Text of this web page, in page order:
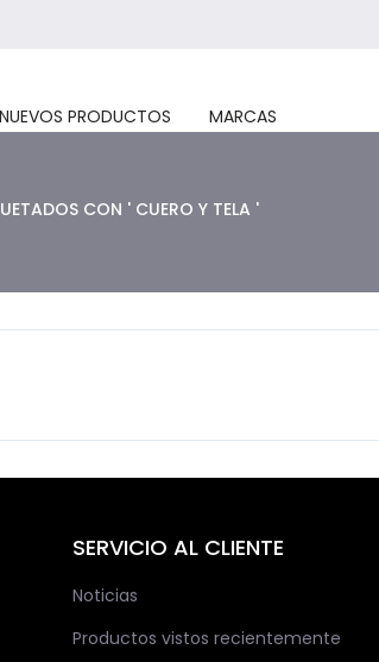
NUEVOS PRODUCTOS MARCAS
CON ' CUERO Y TELA '
SERVICIO AL CLIENTE
Noticias
Productos vistos recientemente